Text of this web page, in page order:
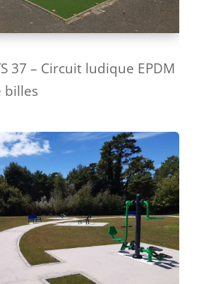
37 – Circuit ludique EPDM
billes